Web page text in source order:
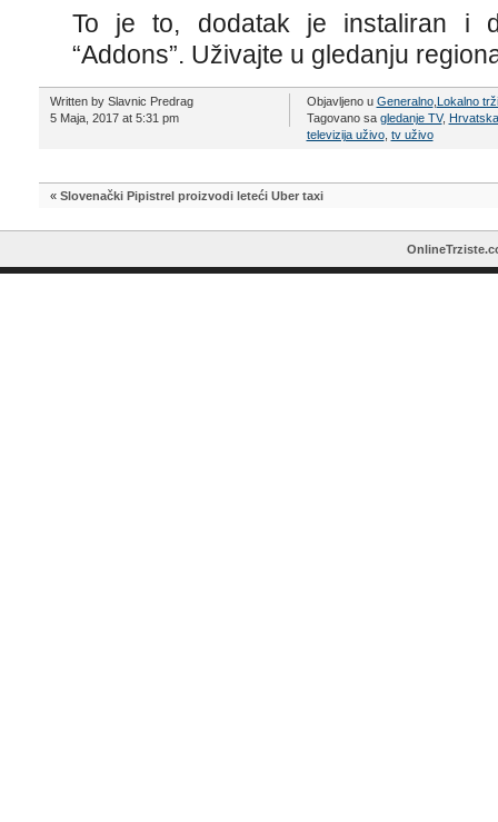
To je to, dodatak je instaliran i
“Addons”. Uživajte u gledanju
Written by Slavnic Predrag
5 Maja, 2017 at 5:31 pm
Objavljeno u Generalno, Lokalno
Tagovano sa gledanje TV, Hrvatska
televizija uživo, tv uživo
« Slovenački Pipistrel proizvodi leteći Uber taxi